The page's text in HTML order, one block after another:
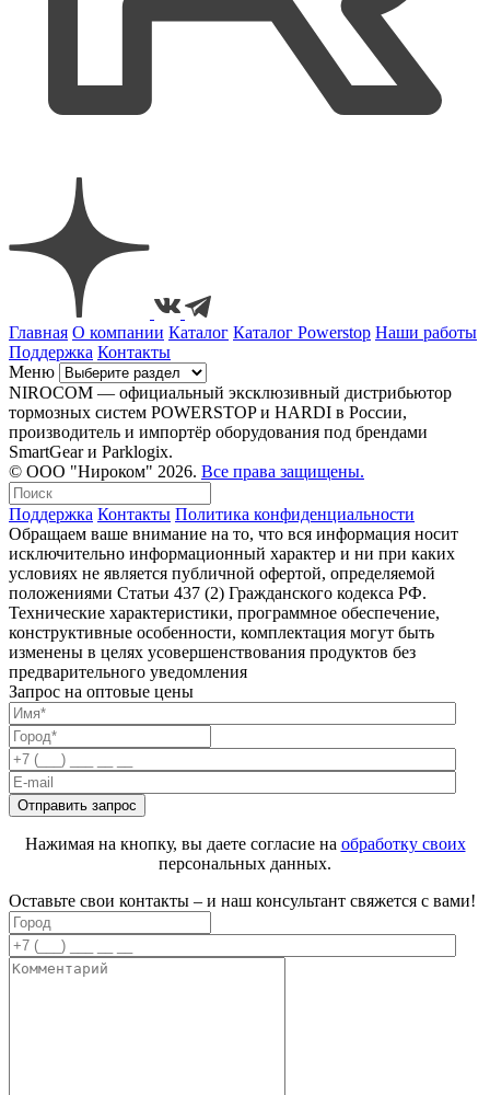
Главная О компании Каталог Каталог Powerstop Наши работы
Поддержка Контакты
Меню
NIROCOM — официальный эксклюзивный дистрибьютор
тормозных систем POWERSTOP и HARDI в России,
производитель и импортёр оборудования под брендами
SmartGear и Parklogix.
© ООО "Нироком" 2026. Все права защищены.
Поддержка Контакты Политика конфиденциальности
Обращаем ваше внимание на то, что вся информация носит
исключительно информационный характер и ни при каких
условиях не является публичной офертой, определяемой
положениями Статьи 437 (2) Гражданского кодекса РФ.
Технические характеристики, программное обеспечение,
конструктивные особенности, комплектация могут быть
изменены в целях усовершенствования продуктов без
предварительного уведомления
Запрос на оптовые цены
Нажимая на кнопку, вы даете согласие на обработку своих
персональных данных.
Оставьте свои контакты – и наш консультант свяжется с вами!